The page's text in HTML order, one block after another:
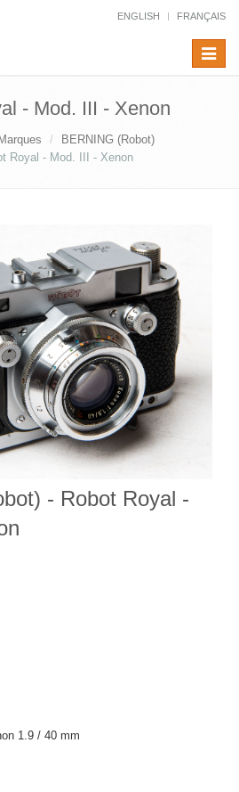
ENGLISH FRANÇAIS
Toggle
- Mod. III - Xenon
Marques
BERNING (Robot)
Royal - Mod. III - Xenon
- Robot Royal -
1.9 / 40 mm